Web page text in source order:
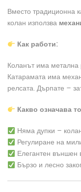
Вместо традиционна
колан използва
Как работи:
Коланът има метална
Катарамата има
релсата. Дърпате –
Какво означава
Няма дупки –
Регулиране на
Елегантен външен
Бързо и лесно